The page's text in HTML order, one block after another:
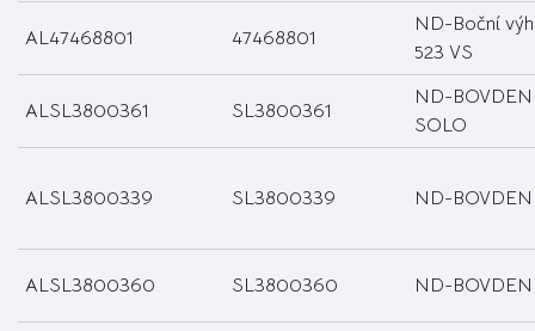
AL47468801 47468801
ND-Boční
523 VS
ALSL3800361 SL3800361
ND-
SOLO
ALSL3800339 SL3800339 ND-
ALSL3800360 SL3800360 ND-